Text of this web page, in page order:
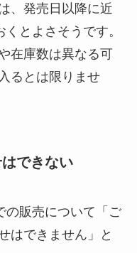
、発売日以降に近
とよさそうです。
在庫数は異なる可
るとは限りませ
できない
の販売について「ご
はできません」と